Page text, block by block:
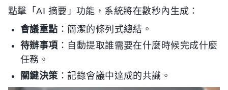
點擊「AI 摘要」功能，系統將在數秒內生成：
會議重點 ：簡潔的條列式總結。
待辦事項 ：自動提取誰需要在什麼時候完成什麼
任務。
關鍵決策：記錄會議中達成的共識。